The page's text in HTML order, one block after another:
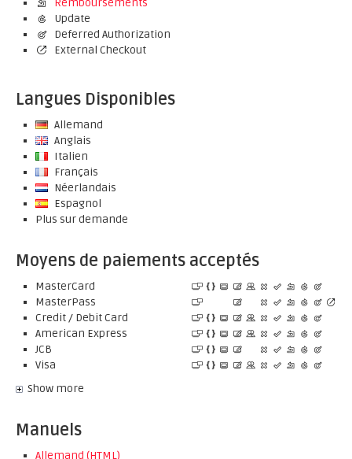
Remboursements
Update
Deferred Authorization
External Checkout
Langues Disponibles
Allemand
Anglais
Italien
Français
Néerlandais
Espagnol
Plus sur demande
Moyens de paiements acceptés
MasterCard
MasterPass
Credit / Debit Card
American Express
JCB
Visa
Show more
Manuels
Allemand (HTML)